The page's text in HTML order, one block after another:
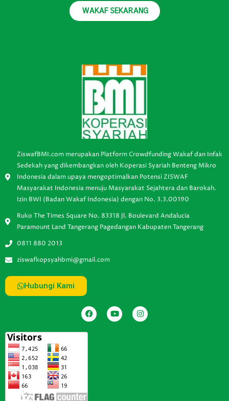
WAKAF SEKARANG
ZiswafBMI.com merupakan Platform Crowdfunding Wakaf dan Infak
Sedekah yang dikembangkan oleh Koperasi Syariah Benteng Mikro
Indonesia dalam upaya mengoptimalkan Potensi ZISWAF
Masyarakat Indonesia menuju Masyarakat Sejahtera dan Barokah.
Izin BWI (Badan Wakaf Indonesia) dengan No. 3.3.00190
Ruko The Times Square No. 83318 Jl. Boulevard Andalucia
Paramount Land Tangerang Pagedangan Kabupaten Tangerang
0811 880 2013
ziswafkopsyahbmi@gmail.com
Hubungi Kami